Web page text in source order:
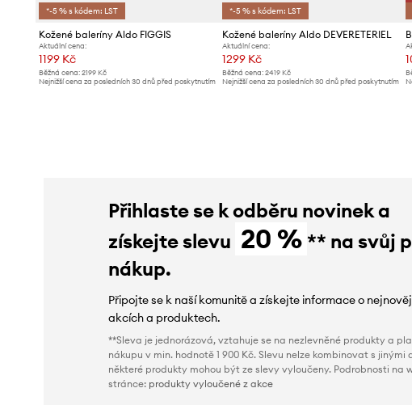
*-5 % s kódem: LST
Kožené baleríny Aldo FIGGIS
Aktuální cena:
1199 Kč
Běžná cena: 2199 Kč
Nejnižší cena za posledních 30 dnů před poskytnutím
*-5 % s kódem: LST
Kožené baleríny Aldo DEVERETERIEL
Aktuální cena:
1299 Kč
Běžná cena:2419 Kč
Nejnižší cena za posledních 30 dnů před poskytnutím
Přihlaste se k odběru novinek a
získejte slevu 20 % ** na svůj
nákup.
Připojte se k naší komunitě a získejte informace o
akcích a produktech.
**Sleva je jednorázová, vztahuje se na nezlevněné produkty a
nákupu v min. hodnotě 1 900 Kč. Slevu nelze kombinovat s jinými
některé produkty mohou být ze slevy vyloučeny. Podrobnosti na
stránce: produkty vyloučené z akce